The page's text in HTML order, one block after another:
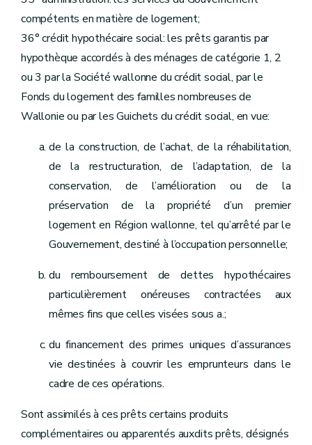
compétents en matière de logement;
36° crédit hypothécaire social: les prêts garantis par
hypothèque accordés à des ménages de catégorie 1, 2
ou 3 par la Société wallonne du crédit social, par le
Fonds du logement des familles nombreuses de
Wallonie ou par les Guichets du crédit social, en vue:
de la construction, de l’achat, de la réhabilitation,
de la restructuration, de l’adaptation, de la
conservation, de l’amélioration ou de la
préservation de la propriété d’un premier
logement en Région wallonne, tel qu’arrêté par le
Gouvernement, destiné à l’occupation personnelle;
du remboursement de dettes hypothécaires
particulièrement onéreuses contractées aux
mêmes fins que celles visées sous a.;
du financement des primes uniques d’assurances
vie destinées à couvrir les emprunteurs dans le
cadre de ces opérations.
Sont assimilés à ces prêts certains produits
complémentaires ou apparentés auxdits prêts, désignés